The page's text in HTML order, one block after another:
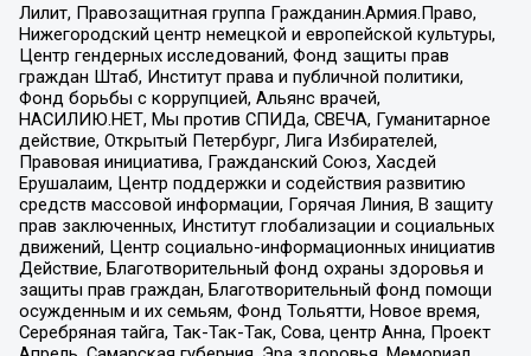
Лилит, Правозащитная группа Гражданин.Армия.Право,
Нижегородский центр немецкой и европейской культуры,
Центр гендерных исследований, Фонд защиты прав
граждан Штаб, Институт права и публичной политики,
Фонд борьбы с коррупцией, Альянс врачей,
НАСИЛИЮ.НЕТ, Мы против СПИДа, СВЕЧА, Гуманитарное
действие, Открытый Петербург, Лига Избирателей,
Правовая инициатива, Гражданский Союз, Хасдей
Ерушалаим, Центр поддержки и содействия развитию
средств массовой информации, Горячая Линия, В защиту
прав заключенных, Институт глобализации и социальных
движений, Центр социально-информационных инициатив
Действие, Благотворительный фонд охраны здоровья и
защиты прав граждан, Благотворительный фонд помощи
осужденным и их семьям, Фонд Тольятти, Новое время,
Серебряная тайга, Так-Так-Так, Сова, центр Анна, Проект